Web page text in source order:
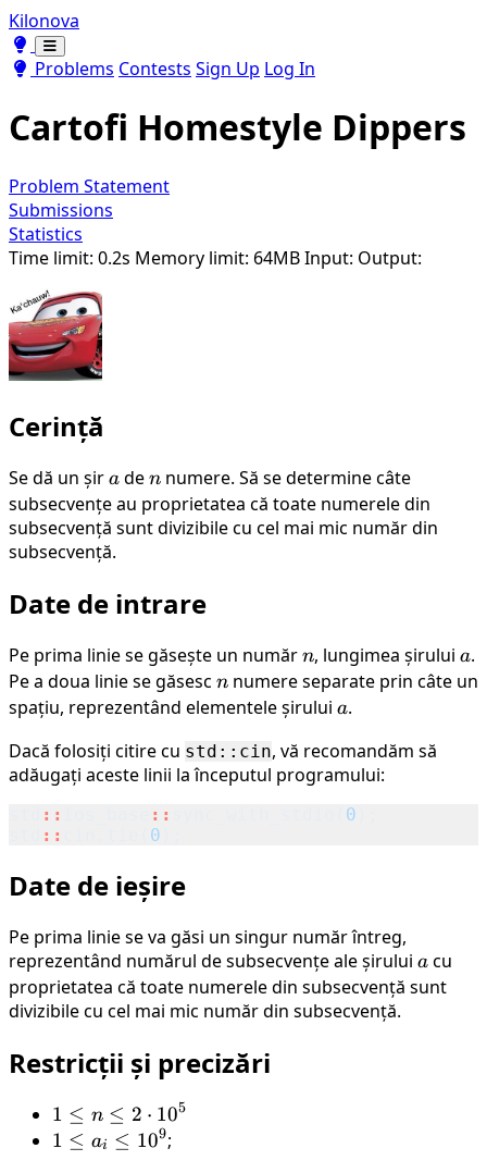
Kilonova
Toggle theme
Toggle theme
Problems Contests Sign Up Log In
Cartofi Homestyle Dippers
Problem Statement
Submissions
Statistics
Time limit: 0.2s Memory limit: 64MBInput: Output:
Cerință
Se dă un șira
a den
n numere. Să se determine câte
subsecvențe au proprietatea că toate numerele din
subsecvență sunt divizibile cu cel mai mic număr din
subsecvență.
Date de intrare
Pe prima linie se găsește un numărn
n, lungimea șirului a
a.
Pe a doua linie se găsesc n
n numere separate prin câte un
spațiu, reprezentând elementele șirului a
a.
Dacă folosiți citire cu std::cin, vă recomandăm să
adăugați aceste linii la începutul programului:
:: :: 0
:: 0
Date de ieșire
Pe prima linie se va găsi un singur număr întreg,
reprezentând numărul de subsecvențe ale șirului a
a cu
proprietatea că toate numerele din subsecvență sunt
divizibile cu cel mai mic număr din subsecvență.
Restricții și precizări
1
\leq
1 ≤ n ≤ 2 ⋅ 105
1
1 ≤ ai ≤ 109;